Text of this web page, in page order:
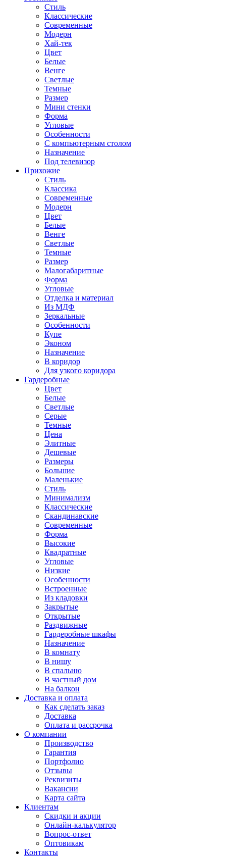
Стиль
Классические
Современные
Модерн
Хай-тек
Цвет
Белые
Венге
Светлые
Темные
Размер
Мини стенки
Форма
Угловые
Особенности
С компьютерным столом
Назначение
Под телевизор
Прихожие
Стиль
Классика
Современные
Модерн
Цвет
Белые
Венге
Светлые
Темные
Размер
Малогабаритные
Форма
Угловые
Отделка и материал
Из МДФ
Зеркальные
Особенности
Купе
Эконом
Назначение
В коридор
Для узкого коридора
Гардеробные
Цвет
Белые
Светлые
Серые
Темные
Цена
Элитные
Дешевые
Размеры
Большие
Маленькие
Стиль
Минимализм
Классические
Скандинавские
Современные
Форма
Высокие
Квадратные
Угловые
Низкие
Особенности
Встроенные
Из кладовки
Закрытые
Открытые
Раздвижные
Гардеробные шкафы
Назначение
В комнату
В нишу
В спальню
В частный дом
На балкон
Доставка и оплата
Как сделать заказ
Доставка
Оплата и рассрочка
О компании
Производство
Гарантия
Портфолио
Отзывы
Реквизиты
Вакансии
Карта сайта
Клиентам
Скидки и акции
Онлайн-калькулятор
Вопрос-ответ
Оптовикам
Контакты